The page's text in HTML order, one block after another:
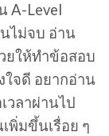
A-Level
ไม่จบ อ่าน
ยให้ทำข้อสอบ
ใจดี อยากอ่าน
วลาผ่านไป
พิ่มขึ้นเรื่อย ๆ